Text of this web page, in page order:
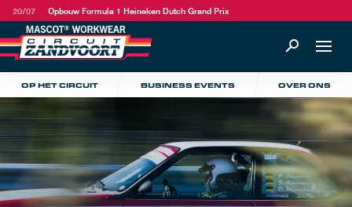
20/07 Opbouw Formula 1 Heineken Dutch Grand Prix
OP HET CIRCUIT BUSINESS EVENTS OVER ONS